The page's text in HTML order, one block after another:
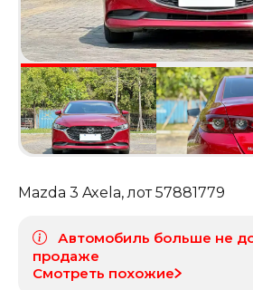
Mazda 3 Axela, лот57881779
Автомобиль больше не
продаже
Смотреть похожие